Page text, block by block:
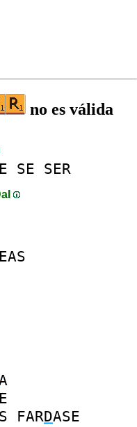
no es válida
SE SER
FARDASE